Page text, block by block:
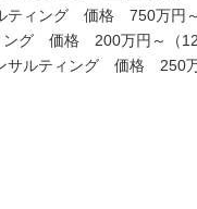
ティング 価格 750万円～
ング 価格 200万円～（12
サルティング 価格 250万